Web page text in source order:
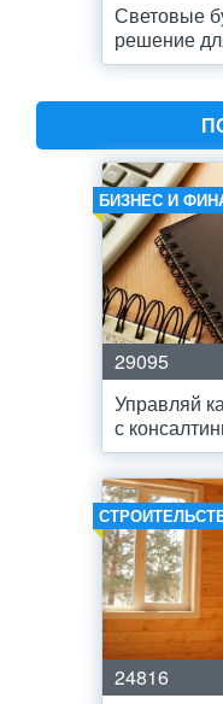
Световые
решение
БИЗНЕС И
29095
Управляй
с
24816